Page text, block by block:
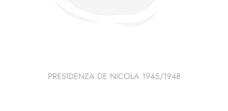
PRESIDENZA DE NICOLA 1945/1948